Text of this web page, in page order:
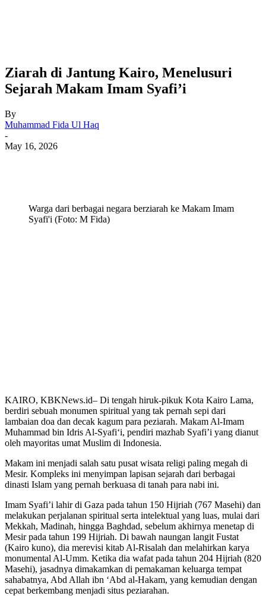
Ziarah di Jantung Kairo, Menelusuri
Sejarah Makam Imam Syafi’i
By
Muhammad Fida Ul Haq
-
May 16, 2026
Warga dari berbagai negara berziarah ke Makam Imam
Syafi'i (Foto: M Fida)
KAIRO, KBKNews.id– Di tengah hiruk-pikuk Kota Kairo Lama,
berdiri sebuah monumen spiritual yang tak pernah sepi dari
lambaian doa dan decak kagum para peziarah. Makam Al-Imam
Muhammad bin Idris Al-Syafi‘i, pendiri mazhab Syafi’i yang dianut
oleh mayoritas umat Muslim di Indonesia.
Makam ini menjadi salah satu pusat wisata religi paling megah di
Mesir. Kompleks ini menyimpan lapisan sejarah dari berbagai
dinasti Islam yang pernah berkuasa di tanah para nabi ini.
Imam Syafi’i lahir di Gaza pada tahun 150 Hijriah (767 Masehi) dan
melakukan perjalanan spiritual serta intelektual yang luas, mulai dari
Mekkah, Madinah, hingga Baghdad, sebelum akhirnya menetap di
Mesir pada tahun 199 Hijriah. Di bawah naungan langit Fustat
(Kairo kuno), dia merevisi kitab Al-Risalah dan melahirkan karya
monumental Al-Umm. Ketika dia wafat pada tahun 204 Hijriah (820
Masehi), jasadnya dimakamkan di pemakaman keluarga tempat
sahabatnya, Abd Allah ibn ‘Abd al-Hakam, yang kemudian dengan
cepat berkembang menjadi situs peziarahan.